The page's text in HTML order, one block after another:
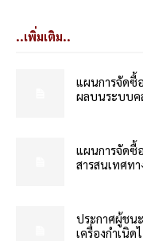
..เพิ่มเติม..
แผนการจัดซื้
ผลบนระบบค
แผนการจัดซื้
สารสนเทศท
ประกาศผู้ชน
เครื่องกำเนิด